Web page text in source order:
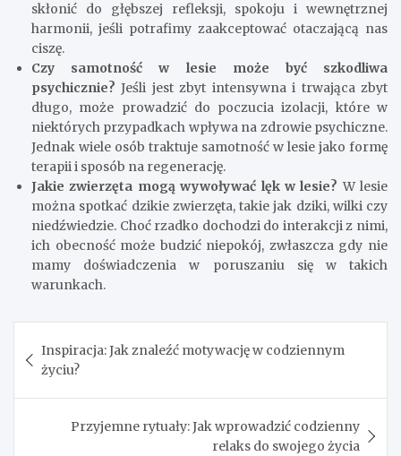
skłonić do głębszej refleksji, spokoju i wewnętrznej
harmonii, jeśli potrafimy zaakceptować otaczającą nas
ciszę.
Czy samotność w lesie może być szkodliwa
psychicznie? Jeśli jest zbyt intensywna i trwająca zbyt
długo, może prowadzić do poczucia izolacji, które w
niektórych przypadkach wpływa na zdrowie psychiczne.
Jednak wiele osób traktuje samotność w lesie jako formę
terapii i sposób na regenerację.
Jakie zwierzęta mogą wywoływać lęk w lesie? W lesie
można spotkać dzikie zwierzęta, takie jak dziki, wilki czy
niedźwiedzie. Choć rzadko dochodzi do interakcji z nimi,
ich obecność może budzić niepokój, zwłaszcza gdy nie
mamy doświadczenia w poruszaniu się w takich
warunkach.
wpisu
Inspiracja: Jak znaleźć motywację w codziennym
życiu?
Przyjemne rytuały: Jak wprowadzić codzienny
relaks do swojego życia